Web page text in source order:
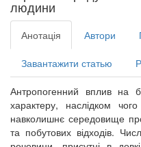
людини
Анотація Автори
Завантажити статью
Антропогенний вплив на
характеру, наслідком
навколишнє середовище
та побутових відходів.